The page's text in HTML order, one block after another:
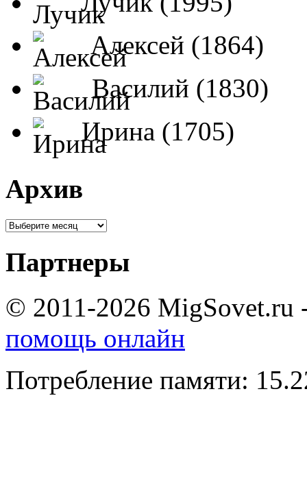
Алексей (1864)
Василий (1830)
Ирина (1705)
Архив
Партнеры
© 2011-2026 MigSovet.ru
помощь онлайн
Потребление памяти: